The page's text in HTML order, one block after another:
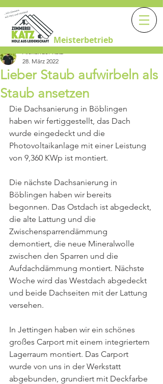
Meisterbetrieb
Lieber Staub aufwirbeln als
Staub ansetzen
Alexander Katz
28. März 2022
Die Dachsanierung in Böblingen
haben wir fertiggestellt, das Dach
wurde eingedeckt und die
Photovoltaikanlage mit einer Leistung
von 9,360 KWp ist montiert.
Die nächste Dachsanierung in
Böblingen haben wir bereits
begonnen. Das Ostdach ist abgedeckt,
die alte Lattung und die
Zwischensparrendämmung
demontiert, die neue Mineralwolle
zwischen den Sparren und die
Aufdachdämmung montiert. Nächste
Woche wird das Westdach abgedeckt
und beide Dachseiten mit der Lattung
versehen.
In Jettingen haben wir ein schönes
großes Carport mit einem integriertem
Lagerraum montiert. Das Carport
wurde von uns in der Werkstatt
abgebunden, grundiert mit Deckfarbe